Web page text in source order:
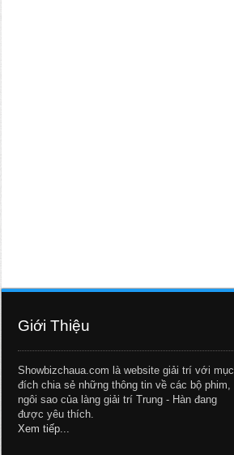
Giới Thiệu
Showbizchaua.com là website giải trí với mục
đích chia sẻ những thông tin về các bộ phim,
ngôi sao của làng giải trí Trung - Hàn đang
được yêu thích.
Xem tiếp...